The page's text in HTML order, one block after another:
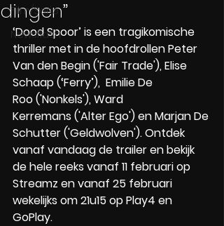
Film/Serie
Newsflash
dingen”
‘Dood Spoor’ is een tragikomische
thriller met in de hoofdrollen Peter
Van den Begin ('Fair Trade'), Elise
Schaap (‘Ferry’), ​ Emilie De
Roo ('Nonkels'), Ward
Kerremans ('Alter Ego') en Marjan De
Schutter ('Geldwolven'). Ontdek
vanaf vandaag de trailer en bekijk
de hele reeks vanaf 11 februari op
Streamz en vanaf 25 februari
wekelijks om 21u15 op Play4 en
GoPlay.